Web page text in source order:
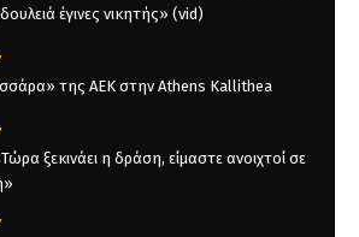
έγινες νικητής» (vid)
της ΑΕΚ στην Athens Kallithea
ξεκινάει η δράση, είμαστε ανοιχτοί σε